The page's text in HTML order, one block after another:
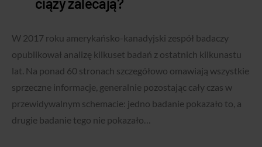
W 2017 roku amerykańsko-kanadyjski zespół badaczy
opublikował analizę kilkuset badań z ostatnich kilkunastu
lat. Na ponad 60 stronach szczegółowo omawiają wszystkie
sprzeczne informacje, generalnie pozostając cały czas w
przewidywalnym schemacie: jedno badanie pokazało to, a
drugie badanie tego nie pokazało…